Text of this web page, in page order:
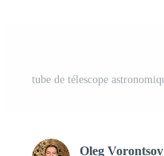
Oleg Vorontsov